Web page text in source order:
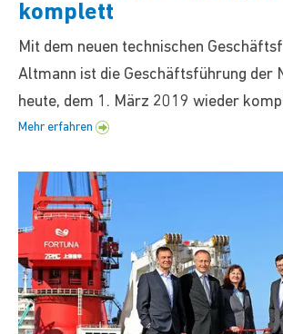
komplett
Mit dem neuen technischen
Altmann ist die Geschäftsführung der
heute, dem 1. März 2019 wieder
Mehr erfahren